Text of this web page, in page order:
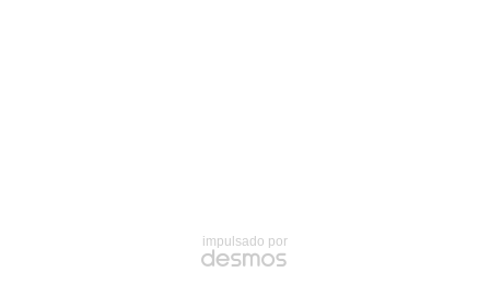
impulsado por